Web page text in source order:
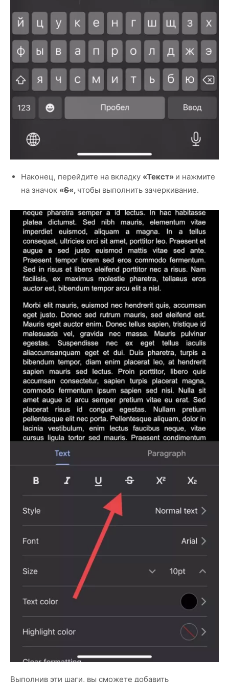
Наконец, перейдите на вкладку «Текст» и нажмите
на значок «S«, чтобы выполнить зачеркивание.
Выполнив эти шаги, вы сможете добавить